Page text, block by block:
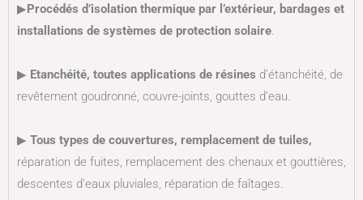
▶Procédés d’isolation thermique par l’extérieur, bardages et
installations de systèmes de protection solaire.
▶ Etanchéité, toutes applications de résines d’étanchéité, de
revêtement goudronné, couvre-joints, gouttes d’eau.
▶ Tous types de couvertures, remplacement de tuiles,
réparation de fuites, remplacement des chenaux et gouttières,
descentes d’eaux pluviales, réparation de faîtages.